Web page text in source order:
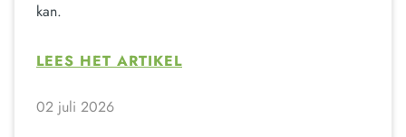
kan.
LEES HET ARTIKEL
02 juli 2026